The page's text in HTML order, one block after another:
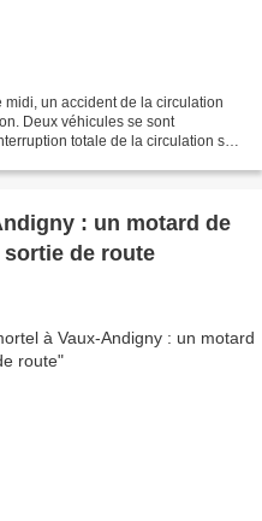
un accident de la circulation
Deux véhicules se sont
totale de la circulation sur
: un motard de
sortie de route